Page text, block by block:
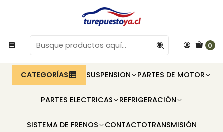
0
CATEGORÍAS SUSPENSION PARTES DE MOTOR
PARTES ELECTRICAS REFRIGERACIÓN
SISTEMA DE FRENOS CONTACTOTRANSMISIÓN